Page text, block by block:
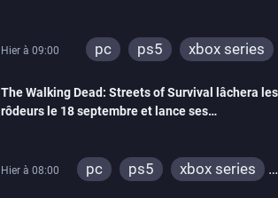
Hier à 09:00 pc ps5 xbox series
The Walking Dead: Streets of Survival lâchera les
rôdeurs le 18 septembre et lance ses
Hier à 08:00 pc ps5
xbox series